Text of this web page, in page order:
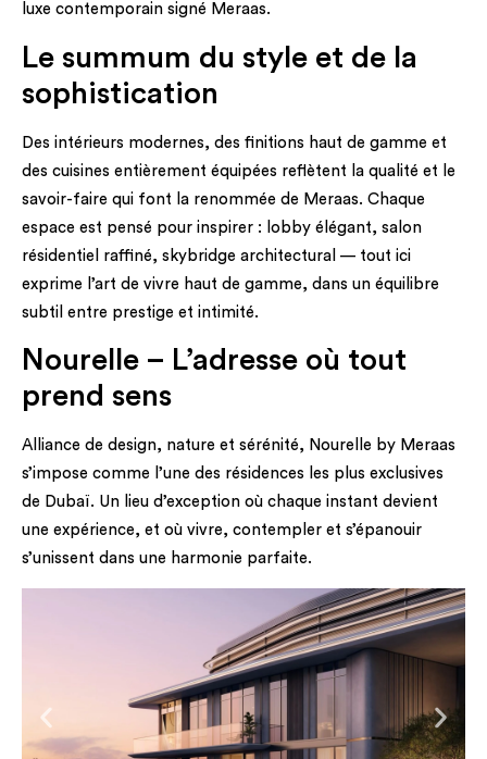
luxe contemporain signé Meraas.
Le summum du style et de la
sophistication
Des intérieurs modernes, des finitions haut de gamme et
des cuisines entièrement équipées reflètent la qualité et le
savoir-faire qui font la renommée de Meraas. Chaque
espace est pensé pour inspirer : lobby élégant, salon
résidentiel raffiné, skybridge architectural — tout ici
exprime l’art de vivre haut de gamme, dans un équilibre
subtil entre prestige et intimité.
Nourelle – L’adresse où tout
prend sens
Alliance de design, nature et sérénité, Nourelle by Meraas
s’impose comme l’une des résidences les plus exclusives
de Dubaï. Un lieu d’exception où chaque instant devient
une expérience, et où vivre, contempler et s’épanouir
s’unissent dans une harmonie parfaite.